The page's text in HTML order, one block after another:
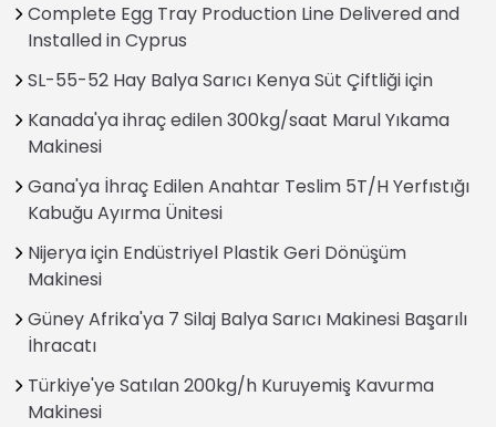
Complete Egg Tray Production Line Delivered and
Installed in Cyprus
SL-55-52 Hay Balya Sarıcı Kenya Süt Çiftliği için
Kanada'ya ihraç edilen 300kg/saat Marul Yıkama
Makinesi
Gana'ya İhraç Edilen Anahtar Teslim 5T/H Yerfıstığı
Kabuğu Ayırma Ünitesi
Nijerya için Endüstriyel Plastik Geri Dönüşüm
Makinesi
Güney Afrika'ya 7 Silaj Balya Sarıcı Makinesi Başarılı
İhracatı
Türkiye'ye Satılan 200kg/h Kuruyemiş Kavurma
Makinesi